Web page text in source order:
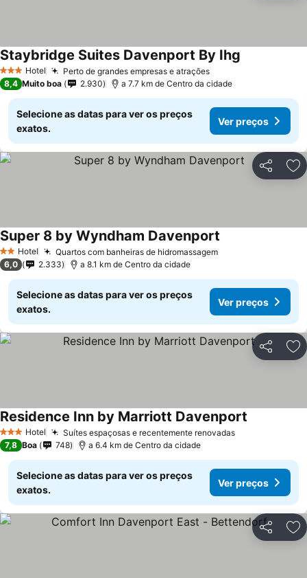
3 EstrelasHotel Perto de grandes empresas e atrações
Staybridge Suites Davenport By Ihg
8,4 Muito boa 2.930 a 7.7 km de Centro da cidade
Selecione as datas para ver os preços
exatos.
Ver preços
Partilhar
2 Estrelas
Hotel Quartos com banheiras de hidromassagem
Super 8 by Wyndham Davenport
6,0 2.333 a 8.1 km de Centro da cidade
Selecione as datas para ver os preços
exatos.
Ver preços
Partilhar
3 EstrelasHotel Suítes espaçosas e recentemente renovadas
Residence Inn by Marriott Davenport
7,8 Boa 748 a 6.4 km de Centro da cidade
Selecione as datas para ver os preços
exatos.
Ver preços
Partilhar